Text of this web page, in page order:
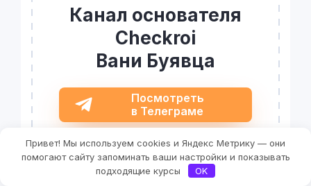
Канал основателя
Checkroi
Вани Буявца
Посмотреть
в Телеграме
Привет! Мы используем cookies и Яндекс Метрику — они
помогают сайту запоминать ваши настройки и показывать
подходящие курсы
OK